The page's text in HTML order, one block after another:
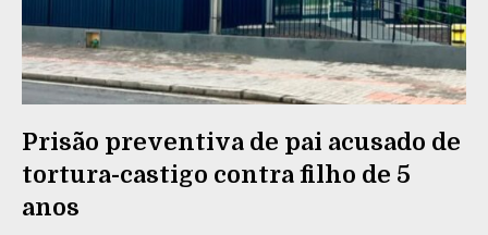
Prisão preventiva de pai acusado de
tortura-castigo contra filho de 5
anos